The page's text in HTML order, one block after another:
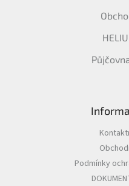
Podmínky